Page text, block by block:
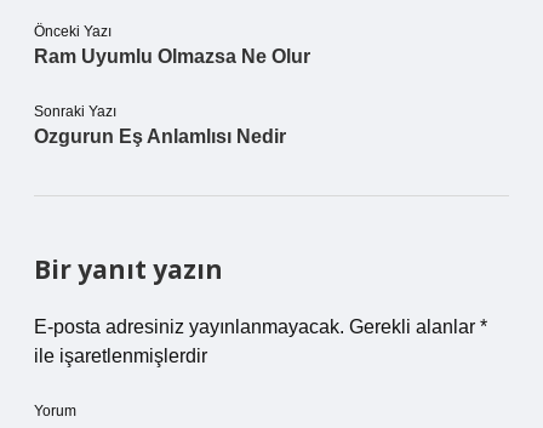
Önceki Yazı
Ram Uyumlu Olmazsa Ne Olur
Sonraki Yazı
Ozgurun Eş Anlamlısı Nedir
Bir yanıt yazın
E-posta adresiniz yayınlanmayacak. Gerekli alanlar *
ile işaretlenmişlerdir
Yorum